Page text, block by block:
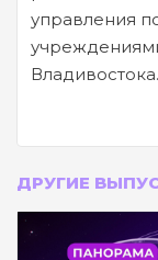
управления
Владивостока.
ДРУГИЕ